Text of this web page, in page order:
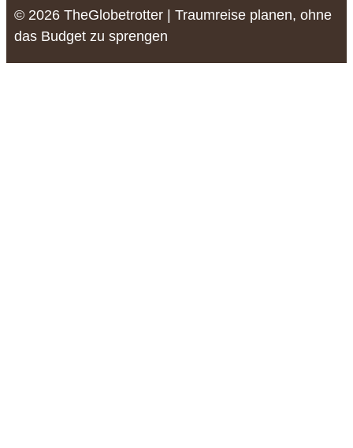
© 2026 TheGlobetrotter | Traumreise planen, ohne
das Budget zu sprengen